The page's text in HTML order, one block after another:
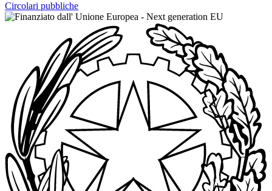
Circolari pubbliche